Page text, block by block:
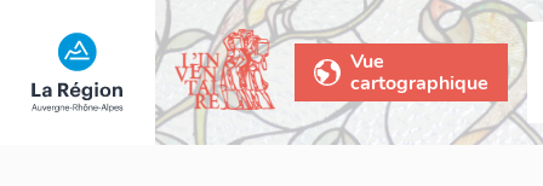
Vue
cartographique